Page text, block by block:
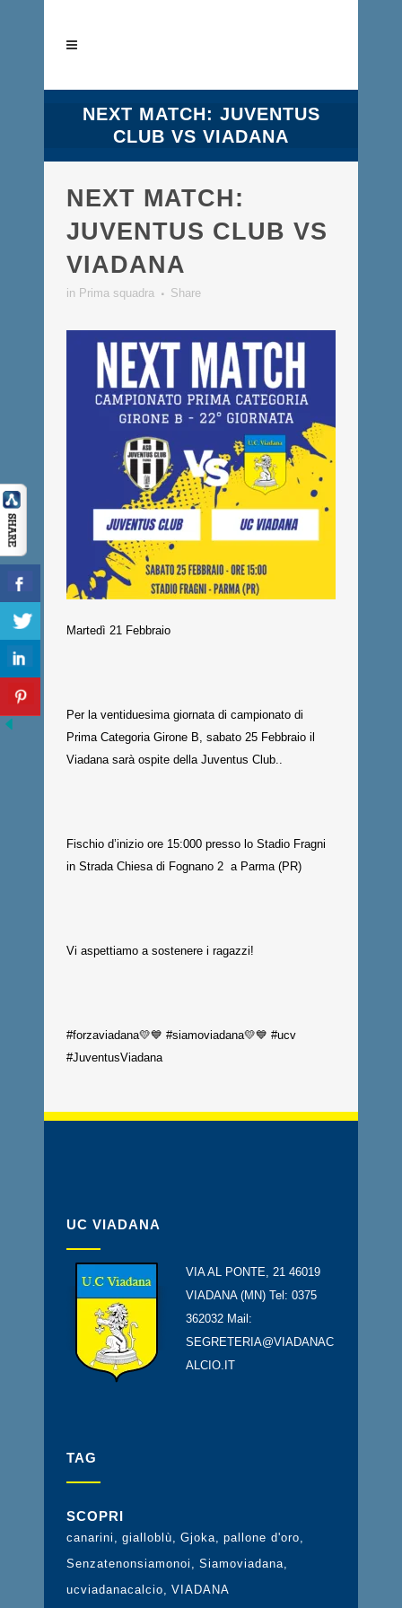
NEXT MATCH: JUVENTUS
CLUB VS VIADANA
NEXT MATCH:
JUVENTUS CLUB VS
VIADANA
in Prima squadra Share
Martedì 21 Febbraio
Per la ventiduesima giornata di campionato di
Prima Categoria Girone B, sabato 25 Febbraio il
Viadana sarà ospite della Juventus Club..
Fischio d’inizio ore 15:000 presso lo Stadio Fragni
in Strada Chiesa di Fognano 2 a Parma (PR)
Vi aspettiamo a sostenere i ragazzi!
#forzaviadana💛💙 #siamoviadana💛💙 #ucv
#JuventusViadana
UC VIADANA
VIA AL PONTE, 21 46019
VIADANA (MN) Tel: 0375
362032 Mail:
SEGRETERIA@VIADANAC
ALCIO.IT
TAG
SCOPRI
canarini gialloblù Gjoka pallone d'oro
Senzatenonsiamonoi
Siamoviadana
ucviadanacalcio
VIADANA